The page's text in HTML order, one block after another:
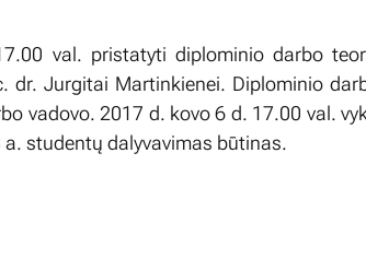
val. pristatyti diplominio darbo
dr. Jurgitai Martinkienei. Diplominio
vadovo. 2017 d. kovo 6 d. 17.00 val.
studentų dalyvavimas būtinas.